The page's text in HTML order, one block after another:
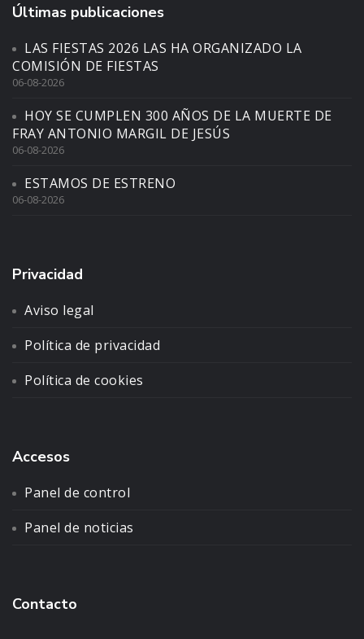
Últimas publicaciones
LAS FIESTAS 2026 LAS HA ORGANIZADO LA
COMISIÓN DE FIESTAS
06-08-2026
HOY SE CUMPLEN 300 AÑOS DE LA MUERTE DE
FRAY ANTONIO MARGIL DE JESÚS
06-08-2026
ESTAMOS DE ESTRENO
06-08-2026
Privacidad
Aviso legal
Política de privacidad
Política de cookies
Accesos
Panel de control
Panel de noticias
Contacto